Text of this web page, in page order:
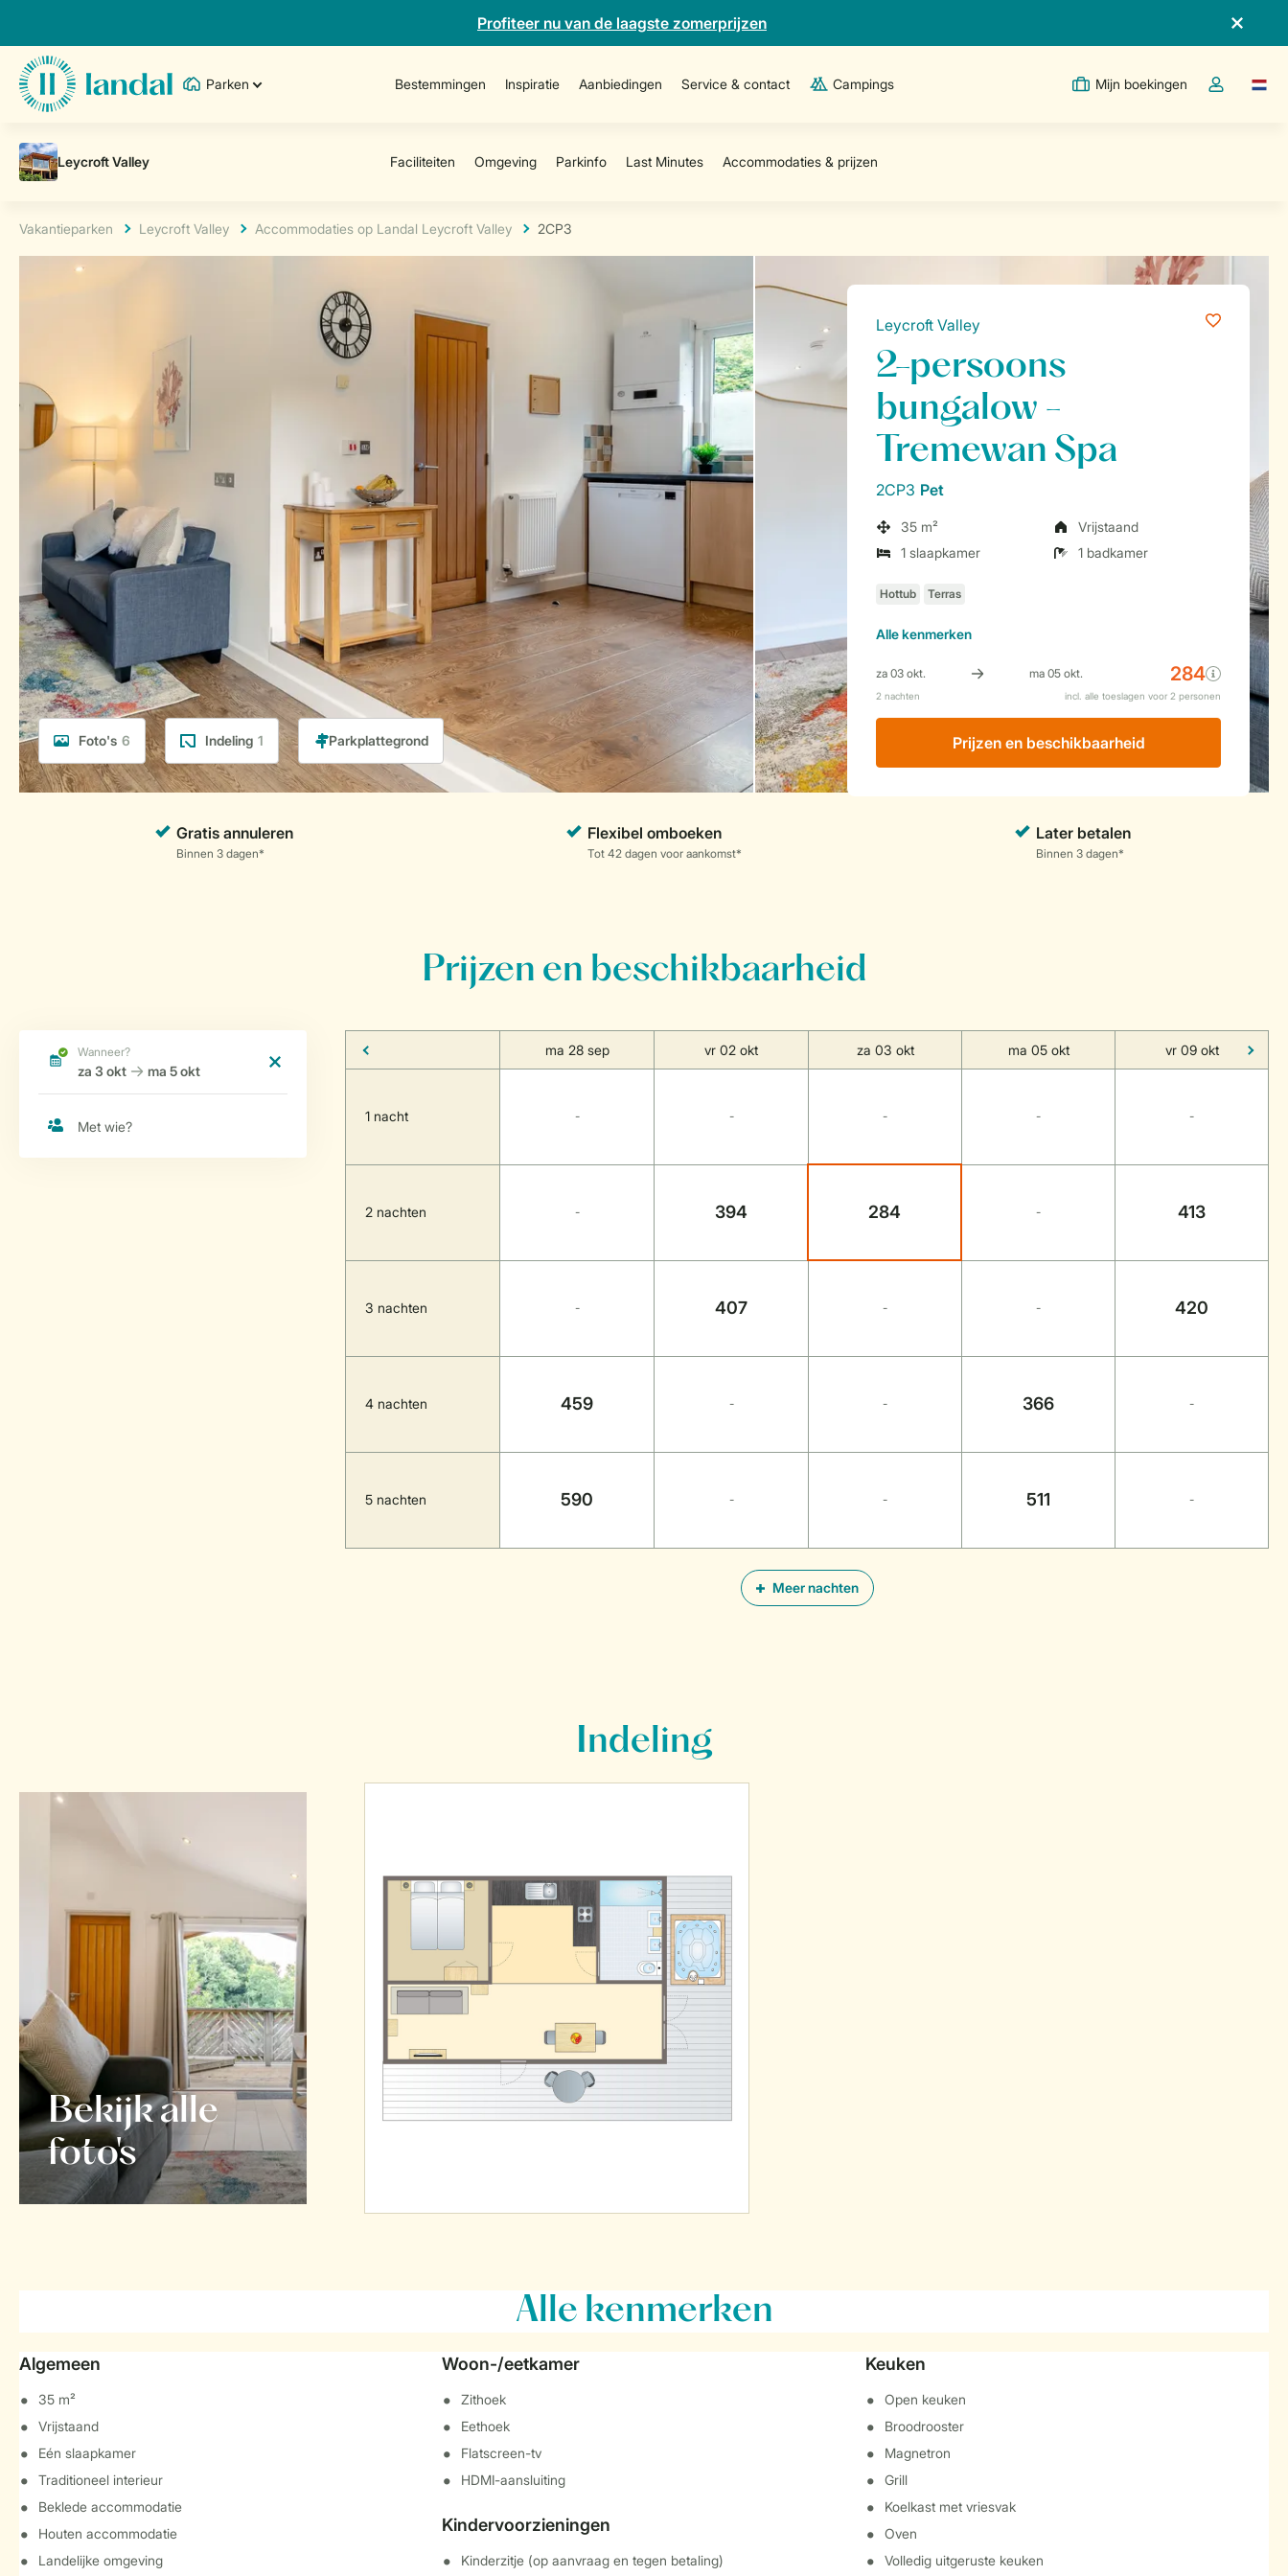
Profiteer nu van de laagste zomerprijzen
Parken Bestemmingen Inspiratie Aanbiedingen Service & contact Campings Mijn boekingen
Open deTaal
Vakantieparken Leycroft Valley Accommodaties op Landal Leycroft Valley 2CP3
Foto's 6 Indeling 1
Leycroft Valley
2-persoons
bungalow -
Tremewan Spa
2CP3 Pet
35 m²
Vrijstaand
1 slaapkamer
1 badkamer
Allekenmerken
Prijzen en beschikbaarheid
Prijzen en beschikbaarheid
Meer nachten
ma 28 sep vr 02 okt za 03 okt ma 05 okt vr 09 okt
1 nacht - - - - -
2 nachten - 394 284 - 413
3 nachten - 407 - - 420
4 nachten 459 - - 366 -
5 nachten 590 - - 511 -
Indeling
Bekijk alle
foto's
Alle kenmerken
Algemeen
35 m²
Vrijstaand
Eén slaapkamer
Traditioneel interieur
Beklede accommodatie
Houten accommodatie
Landelijke omgeving
Woon-/eetkamer
Zithoek
Eethoek
Flatscreen-tv
HDMI-aansluiting
Kindervoorzieningen
Kinderzitje (op aanvraag en tegen betaling)
Keuken
Open keuken
Broodrooster
Magnetron
Grill
Koelkast met vriesvak
Oven
Volledig uitgeruste keuken